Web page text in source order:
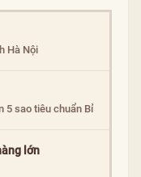
Hà Nội
5 sao tiêu chuẩn Bỉ
lớn